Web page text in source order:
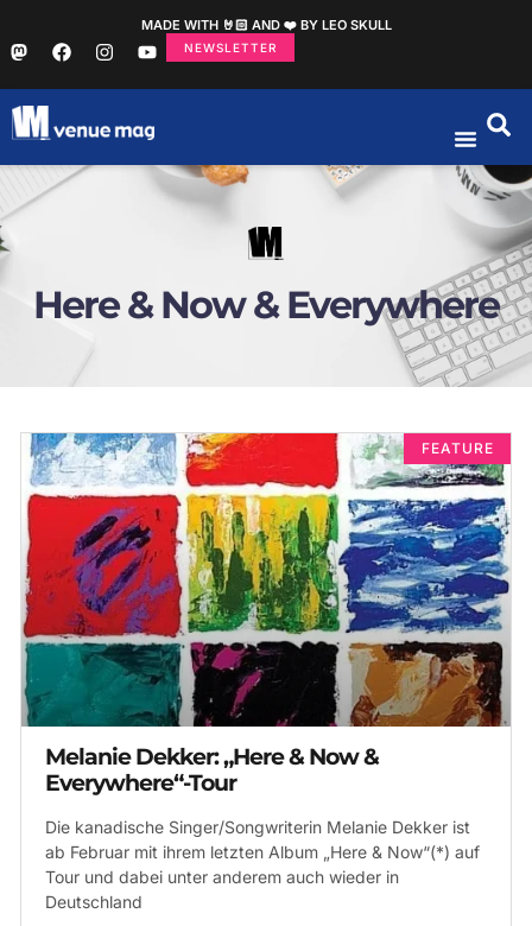
MADE WITH 🤘🏻 AND ❤️ BY LEO SKULL
NEWSLETTER
Here & Now & Everywhere
FEATURE
Melanie Dekker: „Here & Now &
Everywhere“-Tour
Die kanadische Singer/Songwriterin Melanie Dekker ist
ab Februar mit ihrem letzten Album „Here & Now“(*) auf
Tour und dabei unter anderem auch wieder in
Deutschland